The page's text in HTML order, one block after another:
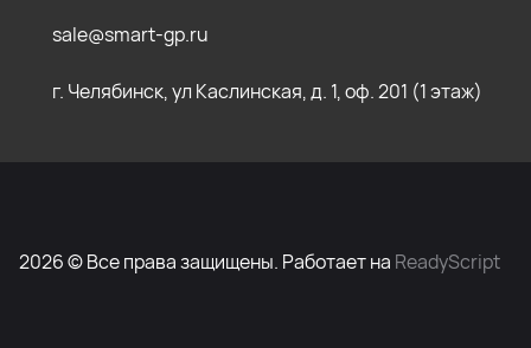
sale@smart-gp.ru
г. Челябинск, ул Каслинская, д. 1, оф. 201 (1 этаж)
2026 © Все права защищены. Работает на ReadyScript